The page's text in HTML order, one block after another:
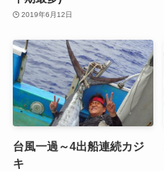
2019年6月12日
台風一過～4出船連続カジ
キ